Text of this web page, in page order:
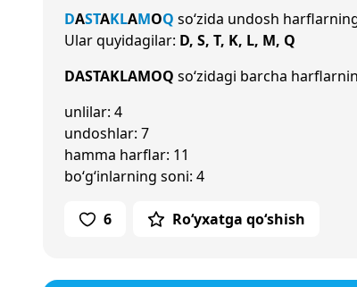
DASTAKLAMOQ so‘zida undosh
Ular quyidagilar: D, S, T, K, L, M, Q
DASTAKLAMOQ so‘zidagi barcha
unlilar: 4
undoshlar: 7
hamma harflar: 11
bo‘g‘inlarning soni: 4
6 Ro‘yxatga qo‘shish